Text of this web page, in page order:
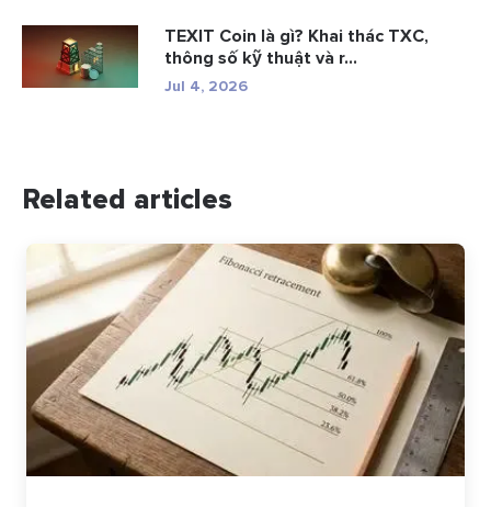
TEXIT Coin là gì? Khai thác TXC,
thông số kỹ thuật và r...
Jul 4, 2026
Related articles